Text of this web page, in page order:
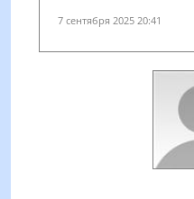
7 сентября 2025 20:41